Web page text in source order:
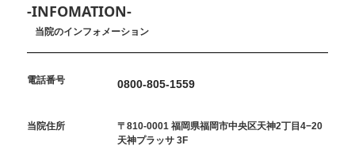
-INFOMATION-
当院のインフォメーション
電話番号 0800-805-1559
当院住所
〒810-0001 福岡県福岡市中央区天神2丁目4−20
天神プラッサ 3F